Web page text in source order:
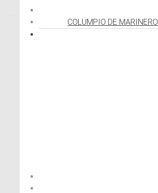
COLUMPIO DE MARINERO